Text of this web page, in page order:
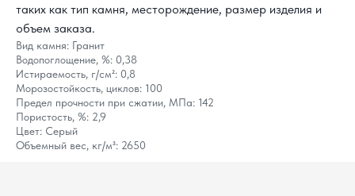
таких как тип камня, месторождение, размер изделия и
объем заказа.
Вид камня: Гранит
Водопоглощение, %: 0,38
Истираемость, г/см²: 0,8
Морозостойкость, циклов: 100
Предел прочности при сжатии, МПа: 142
Пористость, %: 2,9
Цвет: Серый
Объемный вес, кг/м³: 2650
info@topgranit-expert.ru
8 800 302-18-08
г. Москва, Одинцово,
ул. Западная, 17, стр.24
г. Сочи, пгт. «Сириус»,
г. Санкт-Петербург, Ярославский
проспект 66 корп. 1